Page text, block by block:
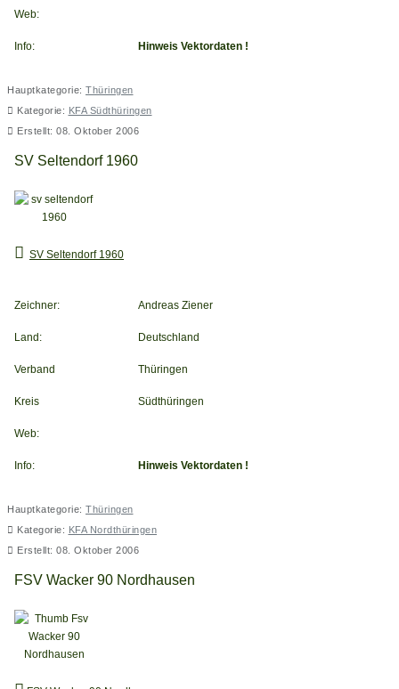
Web:
Info: Hinweis Vektordaten !
Hauptkategorie: Thüringen
Kategorie: KFA Südthüringen
Erstellt: 08. Oktober 2006
SV Seltendorf 1960
SV Seltendorf 1960
Zeichner: Andreas Ziener
Land: Deutschland
Verband Thüringen
Kreis Südthüringen
Web:
Info: Hinweis Vektordaten !
Hauptkategorie: Thüringen
Kategorie: KFA Nordthüringen
Erstellt: 08. Oktober 2006
FSV Wacker 90 Nordhausen